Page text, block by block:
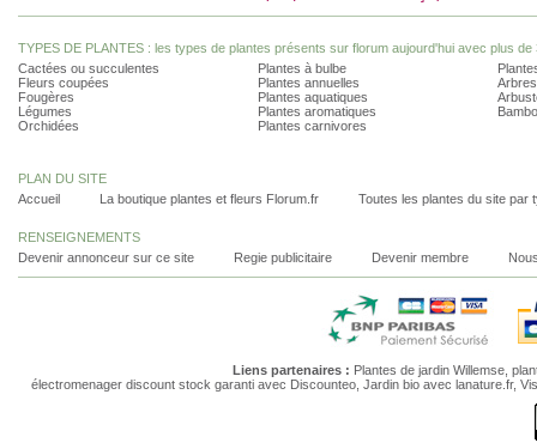
TYPES DE PLANTES : les types de plantes présents sur florum aujourd'hui avec plus de
Cactées ou succulentes
Fleurs coupées
Fougères
Légumes
Orchidées
Plantes à bulbe
Plantes annuelles
Plantes aquatiques
Plantes aromatiques
Plantes carnivores
PLAN DU SITE
Accueil
La boutique plantes et fleurs Florum.fr Toutes les plantes du site par
RENSEIGNEMENTS
Devenir annonceur sur ce site
Regie publicitaire Devenir membre
Liens partenaires : Plantes de jardin Willemse,
électromenager discount stock garantiavec Discounteo, Jardin bioavec lanature.fr,